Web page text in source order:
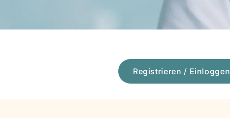
Registrieren / Einloggen